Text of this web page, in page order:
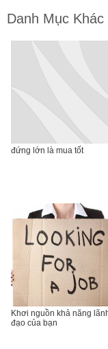
Danh Mục Khác
đứng lớn là mua tốt
Khơi nguồn khả năng
đạo của bạn